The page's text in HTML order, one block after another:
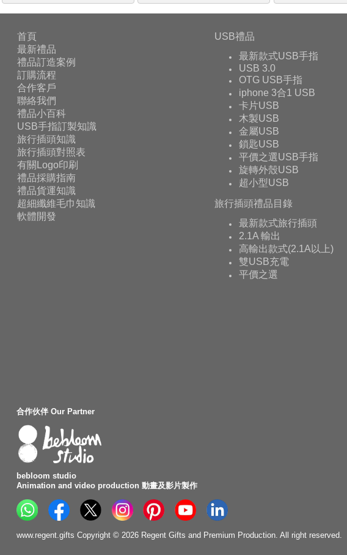
首頁
最新禮品
禮品訂造案例
訂購流程
合作客戶
聯絡我們
禮品小百科
USB手指訂製知識
旅行插頭知識
旅行插頭對照表
有關Logo印刷
禮品採購指南
禮品貨運知識
超細纖維毛巾知識
軟體開發
USB禮品
最新款式USB手指
USB 3.0
OTG USB手指
iphone 3合1 USB
卡片USB
木製USB
金屬USB
鎖匙USB
平價之選USB手指
旋轉外殼USB
超小型USB
旅行插頭禮品目錄
最新款式旅行插頭
2.1A 輸出
高輸出款式(2.1A以上)
雙USB充電
平價之選
合作伙伴 Our Partner
bebloom studio
Animation and video production 動畫及影片製作
www.regent.gifts Copyright © 2026 Regent Gifts and Premium Production. All right reserved.